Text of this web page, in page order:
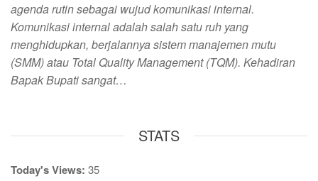
agenda rutin sebagai wujud komunikasi internal.
Komunikasi internal adalah salah satu ruh yang
menghidupkan, berjalannya sistem manajemen mutu
(SMM) atau Total Quality Management (TQM). Kehadiran
Bapak Bupati sangat…
STATS
Today's Views: 35